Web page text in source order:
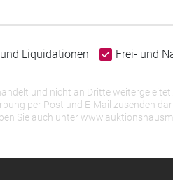
Liquidationen Frei- und
und nicht an Dritte
per Post und E-Mail zusenden
Sie auch unter